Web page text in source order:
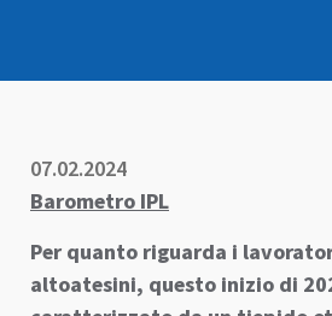
07.02.2024
Barometro IPL
Per quanto riguarda i
altoatesini, questo inizio di